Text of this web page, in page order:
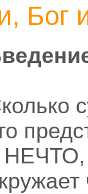
Бог
НЕЧТО,